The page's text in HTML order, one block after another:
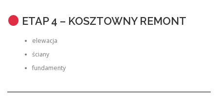
ETAP 4 – KOSZTOWNY REMONT
elewacja
ściany
fundamenty